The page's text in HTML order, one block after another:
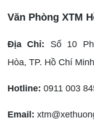
Văn Phòng XTM
Địa Chỉ: Số 10
Hòa, TP. Hồ Chí Minh
Hotline: 0911 003
Email: